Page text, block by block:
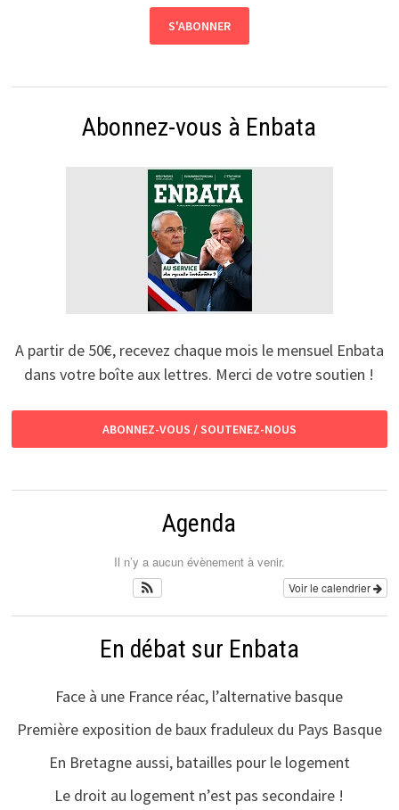
Abonnez-vous à Enbata
A partir de 50€, recevez chaque mois le mensuel Enbata
dans votre boîte aux lettres. Merci de votre soutien !
ABONNEZ-VOUS / SOUTENEZ-NOUS
Agenda
Il n’y a aucun évènement à venir.
Voir le calendrier
En débat sur Enbata
Face à une France réac, l’alternative basque
Première exposition de baux fraduleux du Pays Basque
En Bretagne aussi, batailles pour le logement
Le droit au logement n’est pas secondaire !